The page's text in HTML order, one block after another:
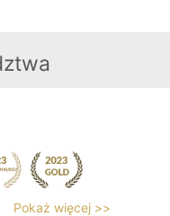
Pokaż więcej >>